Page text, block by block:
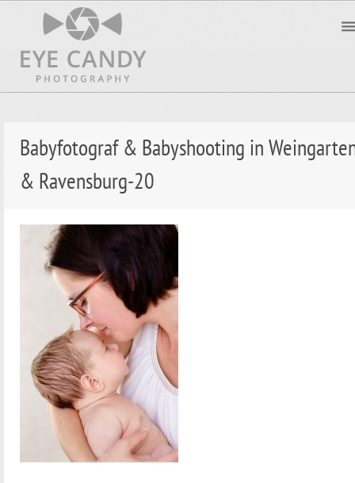
Babyfotograf & Babyshooting in
& Ravensburg-20